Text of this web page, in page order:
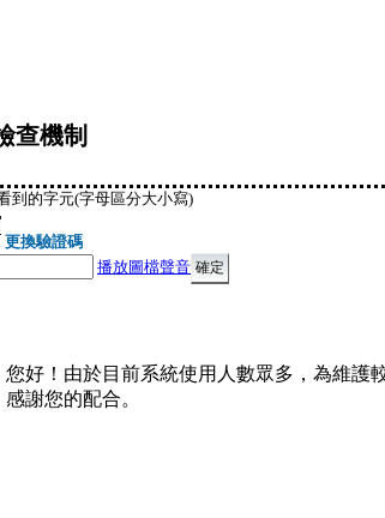
查機制
到的字元(字母區分大小寫)
更換驗證碼
播放圖檔聲音
您好！由於目前系統使用人數眾多，為維
謝您的配合。